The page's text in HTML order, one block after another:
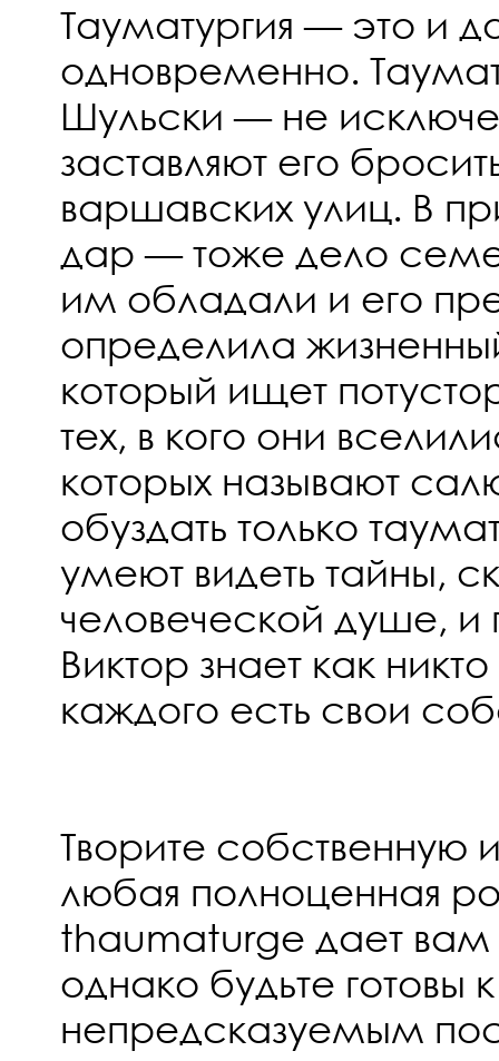
Тауматургия — это и
одновременно.
Шульски — не
заставляют его
варшавских улиц. В
дар — тоже дело
им обладали и его
определила
который ищет
тех, в кого они
которых называют
обуздать только
умеют видеть тайны,
человеческой душе, и
Виктор знает как
каждого есть свои
Творите собственную
любая полноценная
thaumaturge дает
однако будьте готовы к
непредсказуемым